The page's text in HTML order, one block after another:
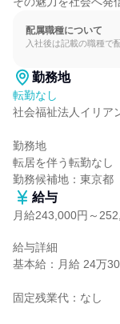
配属職種について
入社後は記載の職種で
勤務地
転勤なし
社会福祉法人イリア
勤務地
転居を伴う転勤なし
勤務候補地：東京都
給与
月給243,000円～
給与詳細
基本給：月給 24万
固定残業代：なし